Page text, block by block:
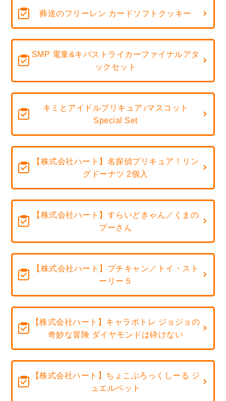
葬送のフリーレン カードソフトクッキー
SMP 電童&キバストライカーファイナルアタ
ックセット
キミとアイドルプリキュア♪マスコット
Special Set
【株式会社ハート】名探偵プリキュア！リン
グドーナツ 2個入
【株式会社ハート】すらいどきゃん／くまの
プーさん
【株式会社ハート】プチキャン／トイ・スト
ーリー５
【株式会社ハート】キャラポトレ ジョジョの
奇妙な冒険 ダイヤモンドは砕けない
【株式会社ハート】ちょこぶろっくしーる ジ
ュエルペット